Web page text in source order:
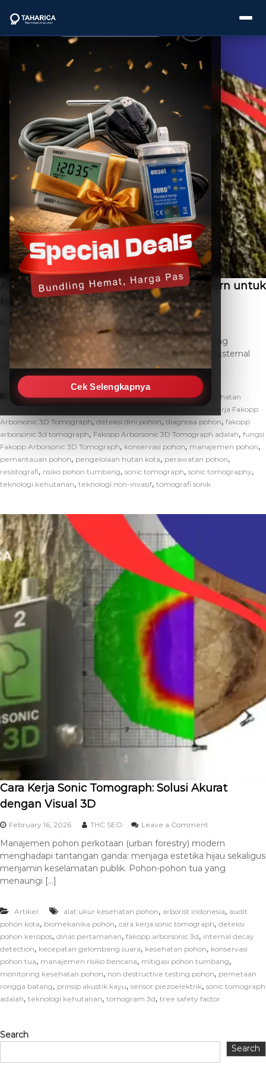
Cek Selengkapnya
Categories
Brands
Service
Industries
Blogs
Alat Ukur Kesehatan Pohon: Solusi Modern untuk
Konservasi
June 4, 2026 THC SEO Leave a Comment
Alat ukur kesehatan pohon adalah instrumen vital yang
dirancang untuk mengevaluasi kondisi internal dan eksternal
pohon tanpa merusaknya. Penggunaan alat […]
Artikel alat deteks kesehatan pohon,alat ukur kesehatan
cara kerja Fakopp
Arborsonic 3D Tomograph, deteksi dini pohon, diagnosa pohon, fakopp
arborsonic 3d tomograph, Fakopp Arborsonic 3D Tomograph adalah, fungsi
Fakopp Arborsonic 3D Tomograph, konservasi pohon, manajemen pohon,
pemantauan pohon, pengelolaan hutan kota, perawatan pohon,
resistografi, risiko pohon tumbang, sonic tomograph, sonic tomography,
teknologi kehutanan, teknologi non-invasif, tomografi sonik
Cara Kerja Sonic Tomograph: Solusi Akurat
dengan Visual 3D
February 16, 2026 THC SEO Leave a Comment
Manajemen pohon perkotaan (urban forestry) modern
menghadapi tantangan ganda: menjaga estetika hijau sekaligus
menjamin keselamatan publik. Pohon-pohon tua yang
menaungi […]
Artikel alat ukur kesehatan pohon, arborist indonesia, audit
pohon kota, biomekanika pohon, cara kerja sonic tomograph, deteksi
pohon keropos, dinas pertamanan, fakopp arborsonic 3d, internal decay
detection, kecepatan gelombang suara, kesehatan pohon, konservasi
pohon tua, manajemen risiko bencana, mitigasi pohon tumbang,
monitoring kesehatan pohon, non destructive testing pohon, pemetaan
rongga batang, prinsip akustik kayu, sensor piezoelektrik, sonic tomograph
adalah, teknologi kehutanan, tomogram 3d, tree safety factor
Search
Search